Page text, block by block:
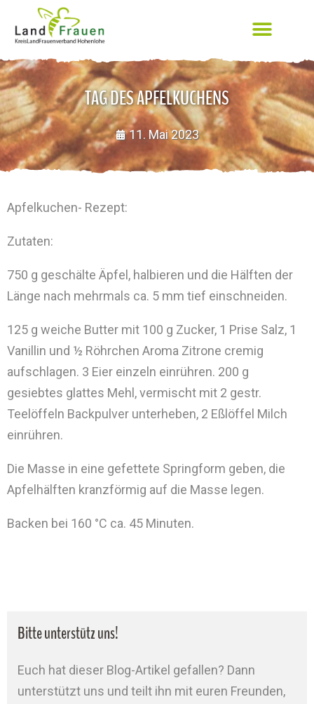
TAG DES APFELKUCHENS
11. Mai 2023
Apfelkuchen- Rezept:
Zutaten:
750 g geschälte Äpfel, halbieren und die Hälften der
Länge nach mehrmals ca. 5 mm tief einschneiden.
125 g weiche Butter mit 100 g Zucker, 1 Prise Salz, 1
Vanillin und ½ Röhrchen Aroma Zitrone cremig
aufschlagen. 3 Eier einzeln einrühren. 200 g
gesiebtes glattes Mehl, vermischt mit 2 gestr.
Teelöffeln Backpulver unterheben, 2 Eßlöffel Milch
einrühren.
Die Masse in eine gefettete Springform geben, die
Apfelhälften kranzförmig auf die Masse legen.
Backen bei 160 °C ca. 45 Minuten.
Bitte unterstütz uns!
Euch hat dieser Blog-Artikel gefallen? Dann
unterstützt uns und teilt ihn mit euren Freunden,